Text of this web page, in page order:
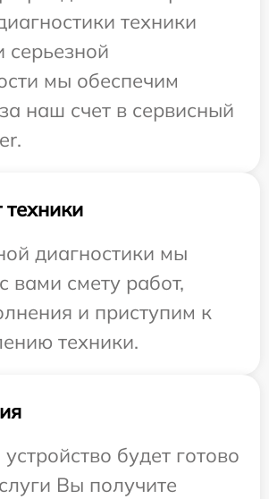
техники
серьезной
мы обеспечим
наш счет в сервисный
диагностики мы
вами смету работ,
и приступим к
техники.
будет готово
Вы получите